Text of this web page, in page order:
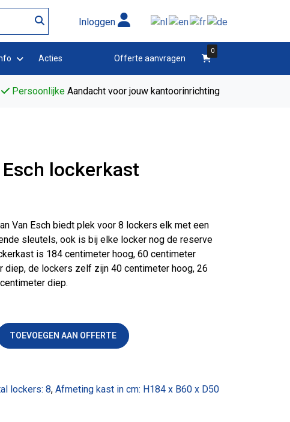
Inloggen
Acties winkelwagen
0
Offerte aanvragen
Persoonlijke Aandacht voor jouw kantoorinrichting
lockerkast
Van Esch biedt plek voor 8 lockers elk met een
sleutels, ook is bij elke locker nog de reserve
is 184 centimeter hoog, 60 centimeter
diep, de lockers zelf zijn 40 centimeter hoog, 26
diep.
aantal
TOEVOEGEN AAN OFFERTE
lockers: 8,Afmeting kast in cm: H184 x B60 x D50